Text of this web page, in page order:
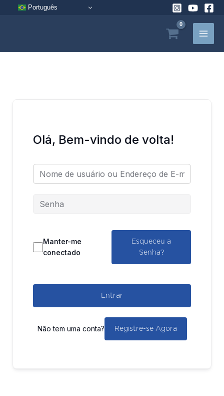
Pular
Português
Olá, Bem-vindo de volta!
Manter-me
conectado
Esqueceu a
Senha?
Entrar
Não tem uma conta? Registre-se Agora